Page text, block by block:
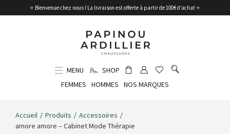
⭐ Bienvenue chez nous ! La livraison est offerte à partir de 100€ d’achat ⭐
MENU
SHOP
FEMMES
HOMMES NOS MARQUES
Accueil / Produits / Accessoires /
amore amore – Cabinet Mode Thérapie